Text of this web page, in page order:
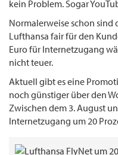
kein Problem. Sogar
Normalerweise schon sind
Lufthansa fair für den
Euro für Internetzugang
nicht teuer.
Aktuell gibt es eine
noch günstiger über den
Zwischen dem 3. August
Internetzugang um 20